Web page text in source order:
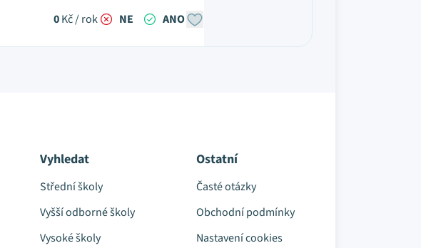
0Kč / rok NE ANO
Vyhledat
Střední školy
Vyšší odborné školy
Vysoké školy
Ostatní
Časté otázky
Obchodní podmínky
Nastavení cookies